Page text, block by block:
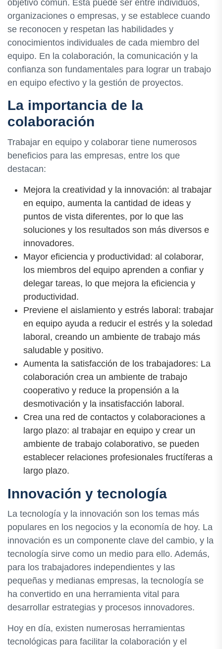
objetivo común. Ésta puede ser entre individuos,
organizaciones o empresas, y se establece cuando
se reconocen y respetan las habilidades y
conocimientos individuales de cada miembro del
equipo. En la colaboración, la comunicación y la
confianza son fundamentales para lograr un trabajo
en equipo efectivo y la gestión de proyectos.
La importancia de la
colaboración
Trabajar en equipo y colaborar tiene numerosos
beneficios para las empresas, entre los que
destacan:
Mejora la creatividad y la innovación: al trabajar
en equipo, aumenta la cantidad de ideas y
puntos de vista diferentes, por lo que las
soluciones y los resultados son más diversos e
innovadores.
Mayor eficiencia y productividad: al colaborar,
los miembros del equipo aprenden a confiar y
delegar tareas, lo que mejora la eficiencia y
productividad.
Previene el aislamiento y estrés laboral: trabajar
en equipo ayuda a reducir el estrés y la soledad
laboral, creando un ambiente de trabajo más
saludable y positivo.
Aumenta la satisfacción de los trabajadores: La
colaboración crea un ambiente de trabajo
cooperativo y reduce la propensión a la
desmotivación y la insatisfacción laboral.
Crea una red de contactos y colaboraciones a
largo plazo: al trabajar en equipo y crear un
ambiente de trabajo colaborativo, se pueden
establecer relaciones profesionales fructíferas a
largo plazo.
Innovación y tecnología
La tecnología y la innovación son los temas más
populares en los negocios y la economía de hoy. La
innovación es un componente clave del cambio, y la
tecnología sirve como un medio para ello. Además,
para los trabajadores independientes y las
pequeñas y medianas empresas, la tecnología se
ha convertido en una herramienta vital para
desarrollar estrategias y procesos innovadores.
Hoy en día, existen numerosas herramientas
tecnológicas para facilitar la colaboración y el